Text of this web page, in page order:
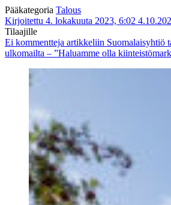
Pääkategoria Talous
Kirjoitettu 4. lokakuuta 2023, 6:02
Tilaajille
Ei kommentteja artikkeliin Suomalaisyhtiö
ulkomailta – ”Haluamme olla